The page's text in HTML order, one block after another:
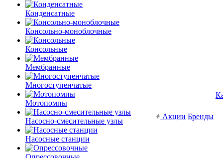
Конденсатные
Консольно-моноблочные
Консольные
Мембранные
Многоступенчатые
Мотопомпы
Насосно-смесительные узлы
Насосные станции
Акции Бренды